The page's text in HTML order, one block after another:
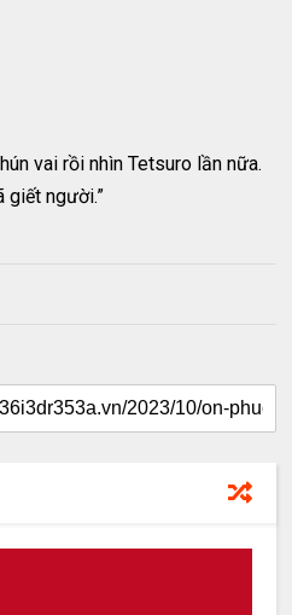
vai rồi nhìn Tetsuro lần nữa.
giết người.”